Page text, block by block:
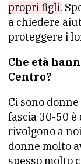
propri figli.
a chiedere
proteggere i
Che età
Centro?
Ci sono
fascia 30-50
rivolgono a
donne molto
spesso molto